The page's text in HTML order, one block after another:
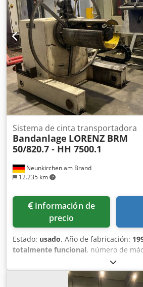
Neunkirchen am Brand
12.235 km
Sistema de cinta transportadora
Bandanlage LORENZ BRM
50/820.7 - HH 7500.1
Información de
precio
Estado: usado, Año de fabricación:
totalmente funcional, número de
, número de rodillos
bobina:7.500 kg, diámetro exterior
, diámetro interior de la bobina: